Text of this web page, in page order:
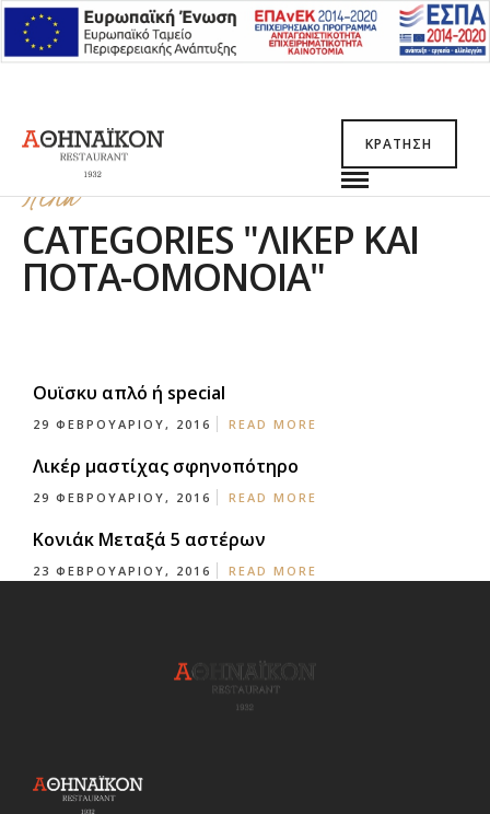
ΚΡΆΤΗΣΗ
Menu
CATEGORIES "ΛΙΚΕΡ ΚΑΙ
ΠΟΤΑ-ΟΜΟΝΟΙΑ"
Ουϊσκυ απλό ή special
29 ΦΕΒΡΟΥΑΡΊΟΥ, 2016 READ MORE
Λικέρ μαστίχας σφηνοπότηρο
29 ΦΕΒΡΟΥΑΡΊΟΥ, 2016 READ MORE
Κονιάκ Μεταξά 5 αστέρων
23 ΦΕΒΡΟΥΑΡΊΟΥ, 2016 READ MORE